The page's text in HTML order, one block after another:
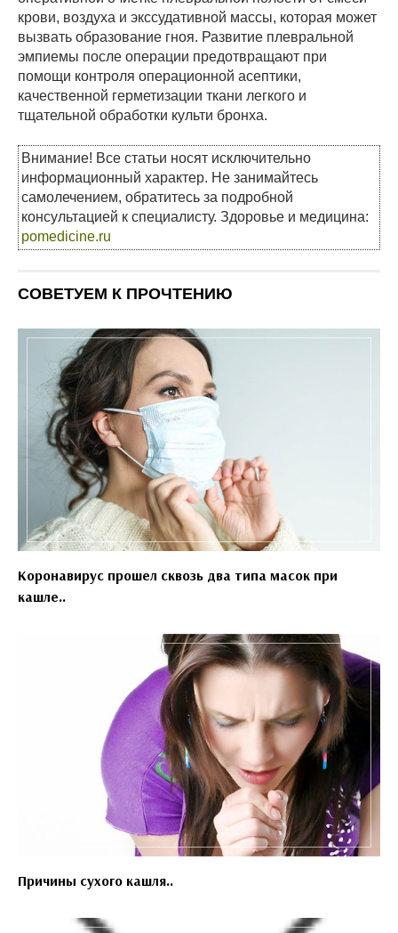
крови, воздуха и экссудативной массы, которая может
вызвать образование гноя. Развитие плевральной
эмпиемы после операции предотвращают при
помощи контроля операционной асептики,
качественной герметизации ткани легкого и
тщательной обработки культи бронха.
Внимание! Все статьи носят исключительно
информационный характер. Не занимайтесь
самолечением, обратитесь за подробной
консультацией к специалисту. Здоровье и медицина:
pomedicine.ru
СОВЕТУЕМ К ПРОЧТЕНИЮ
Коронавирус прошел сквозь два типа масок при
кашле..
Причины сухого кашля..